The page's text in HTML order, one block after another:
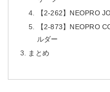
【2-262】NEOPRO
【2-873】NEOPRO
ルダー
まとめ